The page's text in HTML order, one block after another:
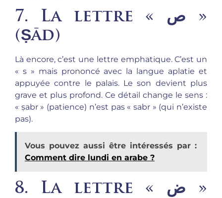
7. La lettre « ص »
(Ṣād)
Là encore, c’est une lettre emphatique. C’est un
« s » mais prononcé avec la langue aplatie et
appuyée contre le palais. Le son devient plus
grave et plus profond. Ce détail change le sens :
« ṣabr » (patience) n’est pas « sabr » (qui n’existe
pas).
Vous pouvez aussi être intéressés par :
Comment dire lundi en arabe ?
8. La lettre « ض »